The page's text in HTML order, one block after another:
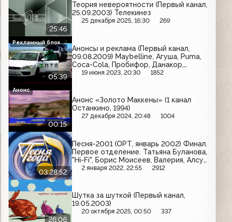
25:46
Теория невероятности (Первый канал,
25.09.2003) Телекинез
25 декабря 2025, 16:30 269
05:39
Анонсы и реклама (Первый канал,
09.08.2009) Maybelline, Агуша, Puma,
Coca-Cola, Пробифор, Данакор,
Чёрная карта, Sagitta, InTouch, L'Oreal,
19 июня 2023, 20:30 1852
Рекламный блок
00:15
Анонс «Золото Маккены» (1 канал
Останкино, 1994)
27 декабря 2024, 20:48 1004
Анонс
03:28:52
Песня-2001 (ОРТ, январь 2002) Финал.
Первое отделение. Татьяна Буланова,
"Hi-Fi", Борис Моисеев, Валерия, Алсу
и др.2 января 2022, 22:55 2912
26:06
Шутка за шуткой (Первый канал,
19.05.2003)
20 октября 2025, 00:50 337